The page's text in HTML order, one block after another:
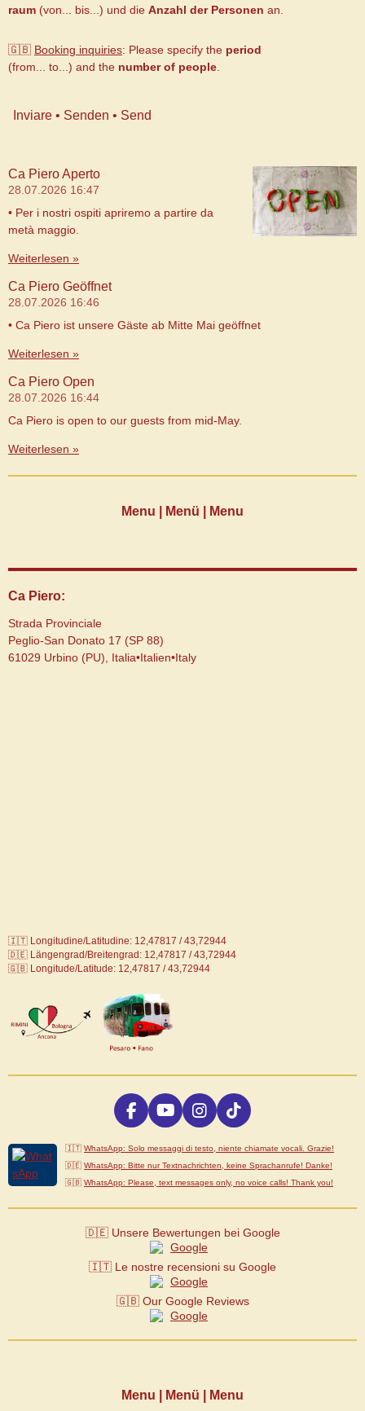
raum (von... bis...) und die Anzahl der Personen an.
🇬🇧 Booking inquiries: Please specify the period
(from... to...) and the number of people
Inviare • Senden • Send
Ca Piero Aperto
28.07.2026 16:47
• Per i nostri ospiti apriremo a partire da
metà maggio.
Weiterlesen »
Ca Piero Geöffnet
28.07.2026 16:46
• Ca Piero ist unsere Gäste ab Mitte Mai geöffnet
Weiterlesen »
Ca Piero Open
28.07.2026 16:44
Ca Piero is open to our guests from mid-May.
Weiterlesen »
Menu | Menü | Menu
Ca Piero:
Strada Provinciale
Peglio-San Donato 17 (SP 88)
61029 Urbino (PU), Italia•Italien•Italy
🇮🇹 Longitudine/Latitudine: 12,47817 / 43,72944
🇩🇪 Längengrad/Breitengrad: 12,47817 / 43,72944
🇬🇧 Longitude/Latitude: 12,47817 / 43,72944
F
c
e
b
o
Y
u
T
u
e
I
s
t
a
r
m
T
k
T
o
🇮🇹 WhatsApp: Solo messaggi di testo, niente chiamate vocali. Grazie!
🇩🇪 WhatsApp: Bitte nur Textnachrichten, keine Sprachanrufe! Danke!
🇬🇧 WhatsApp: Please, text messages only, no voice calls! Thank you!
🇩🇪 Unsere Bewertungen bei Google
🇮🇹 Le nostre recensioni su Google
🇬🇧 Our Google Reviews
Menu | Menü | Menu